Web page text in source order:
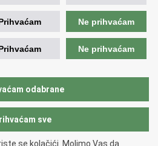
plovidbe
civilno zrakoplovstvo
nesreća u zračnom,
prometu
mora, prometa i infrastrukture
Ne prihvaćam
Ne prihvaćam
odabrane
sve
se kolačići. Molimo Vas da